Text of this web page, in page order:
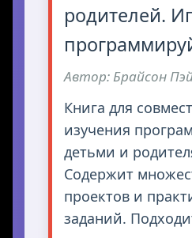
родителей.
Автор: Брайсон
Книга для
изучения
детьми и
Содержит
проектов и
заданий.